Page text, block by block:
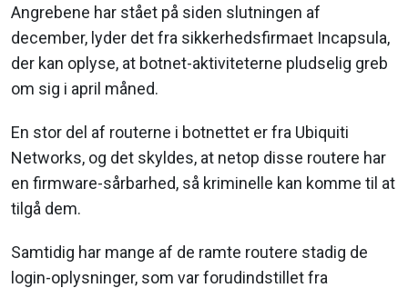
Angrebene har stået på siden slutningen af
december, lyder det fra sikkerhedsfirmaet Incapsula,
der kan oplyse, at botnet-aktiviteterne pludselig greb
om sig i april måned.
En stor del af routerne i botnettet er fra Ubiquiti
Networks, og det skyldes, at netop disse routere har
en firmware-sårbarhed, så kriminelle kan komme til at
tilgå dem.
Samtidig har mange af de ramte routere stadig de
login-oplysninger, som var forudindstillet fra